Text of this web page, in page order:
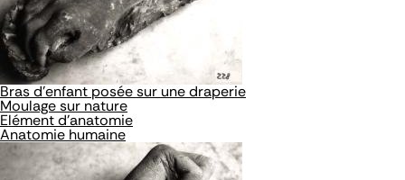
Bras d'enfant posée sur une draperie
Moulage sur nature
Elément d'anatomie
Anatomie humaine